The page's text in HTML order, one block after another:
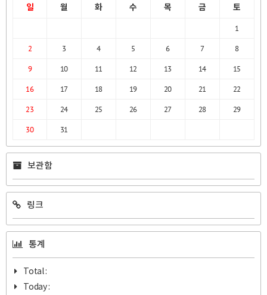
일 월 화 수 목 금 토
1
2
3 4 5 6 7
8
9
10 11 12 13 14
15
16
17 18 19 20 21
22
23
24 25 26 27 28
29
30
31
보관함
링크
통계
Total :
Today :